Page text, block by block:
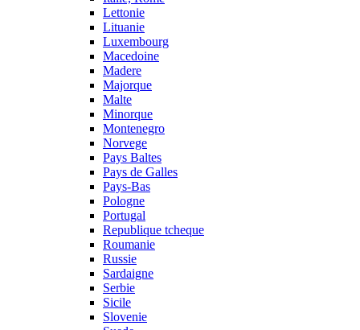
Lettonie
Lituanie
Luxembourg
Macedoine
Madere
Majorque
Malte
Minorque
Montenegro
Norvege
Pays Baltes
Pays de Galles
Pays-Bas
Pologne
Portugal
Republique tcheque
Roumanie
Russie
Sardaigne
Serbie
Sicile
Slovenie